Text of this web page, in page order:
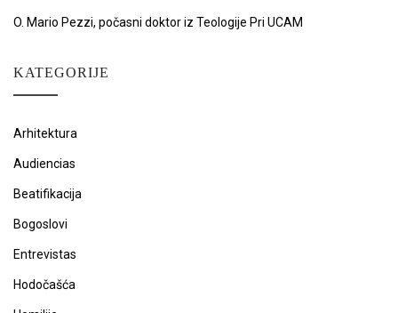
O. Mario Pezzi, počasni doktor iz Teologije Pri UCAM
KATEGORIJE
Arhitektura
Audiencias
Beatifikacija
Bogoslovi
Entrevistas
Hodočašća